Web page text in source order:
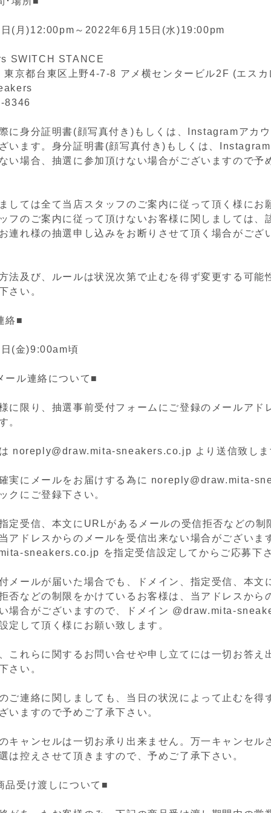
日 ( 月)12:00pm ～ 2022年6 月15 日 (水)19:00pm
SWITCH STANCE
京都台東区上野4-7-8 アメ横センタービル2F (エスカ
8346
に身分証明書(顔写真付き)もしくは、Instagramアカ
います。身分証明書(顔写真付き)もしくは、
い場合、抽選に参加頂けない場合がございますので予
しては全て当店スタッフのご案内に従って頂く様にお
フのご案内に従って頂けないお客様に関しましては、
連れ様の抽選申し込みをお断りさせて頂く場合がござ
法及び、ルールは状況次第で止むを得ず変更する可能
さい。
絡■
(金)9:00am頃
ール連絡について■
に限り、抽選事前受付フォームにご登録のメールアド
。
noreply@draw.mita-sneakers.co.jp より送信致しま
実にメールをお届けする為に noreply@draw.mita-
クにご登録下さい。
定受信、本文にURLがあるメールの受信拒否などの制
アドレスからのメールを受信出来ない場合がございま
sneakers.co.jp を指定受信設定してからご応募下
メールが届いた場合でも、ドメイン、指定受信、本文
否などの制限をかけているお客様は、当アドレスから
場合がございますので、ドメイン @draw.mita-
定して頂く様にお願い致します。
これらに関するお問い合せや申し立てには一切お答え
さい。
ご連絡に関しましても、当日の状況によって止むを得
いますので予めご了承下さい。
キャンセルは一切お承り出来ません。 万一キャンセル
は控えさせて頂きますので、予めご了承下さい。
品受け渡しについて■